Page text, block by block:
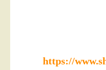
https://